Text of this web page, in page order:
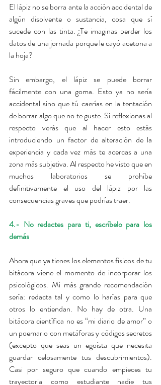
El lápiz no se borra ante la acción accidental de
algún disolvente o sustancia, cosa que sí
sucede con las tinta. ¿Te imaginas perder los
datos de una jornada porque le cayó acetona a
la hoja?
Sin embargo, el lápiz se puede borrar
fácilmente con una goma. Esto ya no sería
accidental sino que tú caerías en la tentación
de borrar algo que no te guste. Si reflexionas al
respecto verás que al hacer esto estás
introduciendo un factor de alteración de la
experiencia y cada vez más te acercas a una
zona más subjetiva. Al respecto he visto que en
muchos laboratorios se prohíbe
definitivamente el uso del lápiz por las
consecuencias graves que podrías traer.
4.- No redactes para ti, escríbelo para los
demás
Ahora que ya tienes los elementos físicos de tu
bitácora viene el momento de incorporar los
psicológicos. Mi más grande recomendación
sería: redacta tal y como lo harías para que
otros lo entiendan. No hay de otra. Una
bitácora científica no es “mi diario de amor” o
un poemario con metáforas y códigos secretos
(excepto que seas un egoísta que necesita
guardar celosamente tus descubrimientos).
Casi por seguro que cuando empieces tu
trayectoria como estudiante nadie tus